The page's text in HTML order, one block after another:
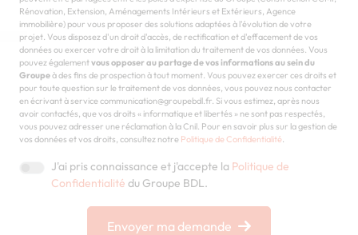
Rénovation, Extension, Aménagements Intérieurs et Extérieurs, Agence
immobilière) pour vous proposer des solutions adaptées à l'évolution de votre
projet. Vous disposez d'un droit d'accès, de rectification et d'effacement de vos
données ou exercer votre droit à la limitation du traitement de vos données. Vous
pouvez égalementvous opposer au partage de vos informations au sein du
Groupeà des fins de prospection à tout moment. Vous pouvez exercer ces droits et
pour toute question sur le traitement de vos données, vous pouvez nous contacter
en écrivant à service communication@groupebdl.fr. Si vous estimez, après nous
avoir contactés, que vos droits « informatique et libertés » ne sont pas respectés,
vous pouvez adresser une réclamation à la Cnil. Pour en savoir plus sur la gestion de
vos données et vos droits, consultez notre Politique de Confidentialité.
J'ai pris connaissance et j'accepte la Politique de
Confidentialité du Groupe BDL.
Envoyer ma demande